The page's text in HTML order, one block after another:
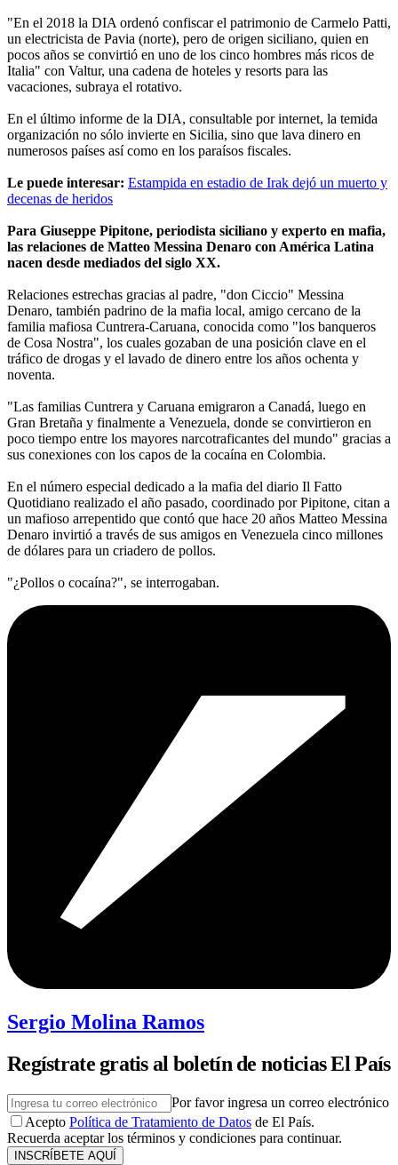
"En el 2018 la DIA ordenó confiscar el patrimonio de Carmelo Patti,
un electricista de Pavia (norte), pero de origen siciliano, quien en
pocos años se convirtió en uno de los cinco hombres más ricos de
Italia" con Valtur, una cadena de hoteles y resorts para las
vacaciones, subraya el rotativo.
En el último informe de la DIA, consultable por internet, la temida
organización no sólo invierte en Sicilia, sino que lava dinero en
numerosos países así como en los paraísos fiscales.
Le puede interesar: Estampida en estadio de Irak dejó un muerto y
decenas de heridos
Para Giuseppe Pipitone, periodista siciliano y experto en mafia,
las relaciones de Matteo Messina Denaro con América Latina
nacen desde mediados del siglo XX.
Relaciones estrechas gracias al padre, "don Ciccio" Messina
Denaro, también padrino de la mafia local, amigo cercano de la
familia mafiosa Cuntrera-Caruana, conocida como "los banqueros
de Cosa Nostra", los cuales gozaban de una posición clave en el
tráfico de drogas y el lavado de dinero entre los años ochenta y
noventa.
"Las familias Cuntrera y Caruana emigraron a Canadá, luego en
Gran Bretaña y finalmente a Venezuela, donde se convirtieron en
poco tiempo entre los mayores narcotraficantes del mundo" gracias a
sus conexiones con los capos de la cocaína en Colombia.
En el número especial dedicado a la mafia del diario Il Fatto
Quotidiano realizado el año pasado, coordinado por Pipitone, citan a
un mafioso arrepentido que contó que hace 20 años Matteo Messina
Denaro invirtió a través de sus amigos en Venezuela cinco millones
de dólares para un criadero de pollos.
"¿Pollos o cocaína?", se interrogaban.
Sergio Molina Ramos
Regístrate gratis al boletín de noticias El País
Por favor ingresa un correo electrónico
Acepto Política de Tratamiento de Datos de El País.
Recuerda aceptar los términos y condiciones para continuar.
INSCRÍBETE AQUÍ